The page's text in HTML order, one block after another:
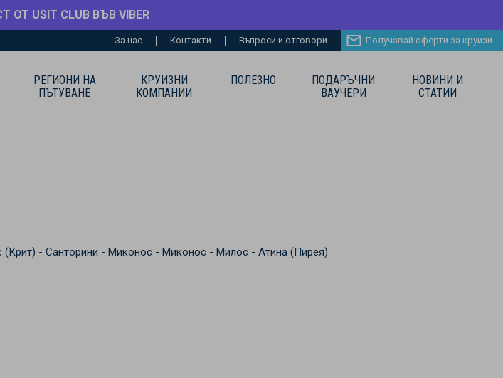
USIT CLUB ВЪВ VIBER
За нас Контакти Въпроси и отговори Получавай оферти за круизи
РЕГИОНИ НА
ПЪТУВАНЕ
КРУИЗНИ
КОМПАНИИ
ПОЛЕЗНО
ПОДАРЪЧНИ
ВАУЧЕРИ
НОВИНИ И
СТАТИИ
- Санторини - Миконос - Миконос - Милос - Атина (Пирея)